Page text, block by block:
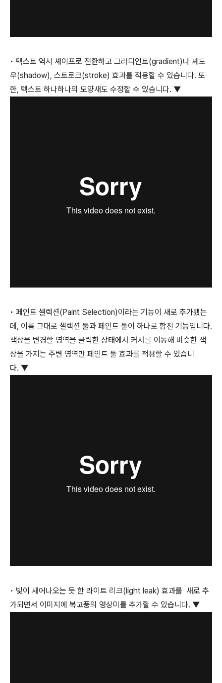
• 텍스트 역시 셰이프로 전환하고 그라디언트(gradient)나 셰도
우(shadow), 스트로크(stroke) 효과를 적용할 수 있습니다. 또
한, 텍스트 하나하나의 모양새도 수정할 수 있습니다. ▼
• 페인트 셀렉션(Paint Selection)이라는 기능이 새로 추가됐는
데, 이름 그대로 셀렉션 툴과 페인트 툴이 하나로 합친 기능입니다.
색상을 변경할 영역을 클릭한 상태에서 커서를 이동해 비슷한 색
상을 가지는 주변 영역만 페인트 툴 효과를 적용할 수 있습니
다. ▼
• 빛이 새어나오는 듯 한 라이트 리크(light leak) 효과를 새로 추
가되면서 이미지에 복고풍의 영상미를 추가할 수 있습니다. ▼